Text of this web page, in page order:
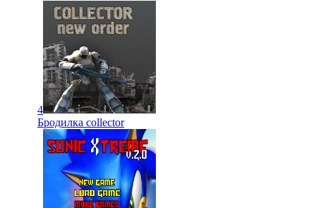
4
Бродилка collector